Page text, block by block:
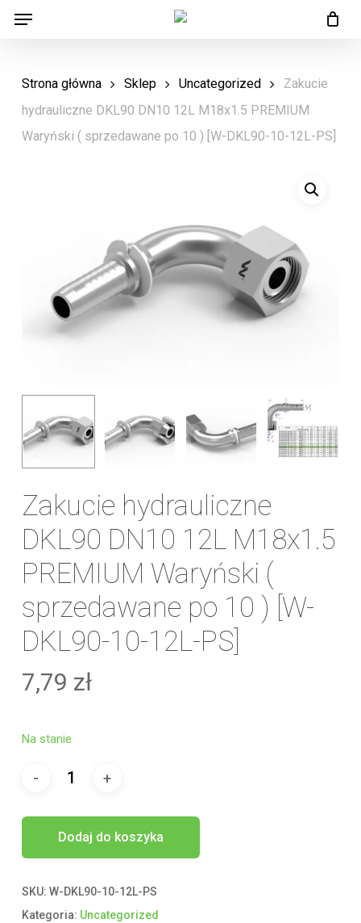
Skip
content
Menu
Strona główna Sklep Uncategorized
Zakucie
hydrauliczne DKL90 DN10 12L M18x1.5 PREMIUM
Waryński ( sprzedawane po 10 ) [W-DKL90-10-12L-PS]
Zakucie hydrauliczne
DKL90 DN10 12L M18x1.5
PREMIUM Waryński (
sprzedawane po 10 ) [W-
DKL90-10-12L-PS]
7,79 zł
Na stanie
Dodaj do koszyka
SKU: W-DKL90-10-12L-PS
Kategoria: Uncategorized
Menu